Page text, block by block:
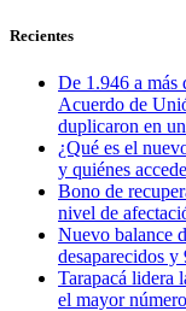
Recientes
De 1.946 a más
Acuerdo de
duplicaron en
¿Qué es el
y quiénes
Bono de
nivel de
Nuevo balance
desaparecidos y
Tarapacá lidera
el mayor